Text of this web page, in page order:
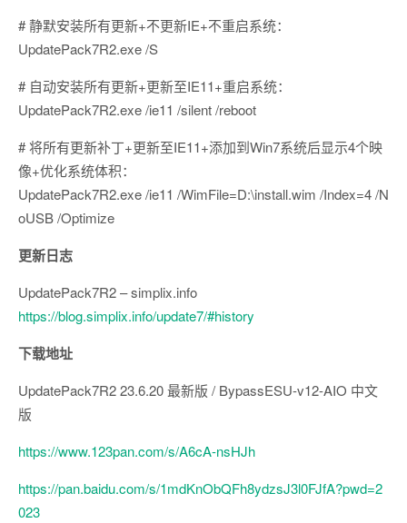
# 静默安装所有更新+不更新IE+不重启系统：
UpdatePack7R2.exe /S
# 自动安装所有更新+更新至IE11+重启系统：
UpdatePack7R2.exe /ie11 /silent /reboot
# 将所有更新补丁+更新至IE11+添加到Win7系统后显示4个映
像+优化系统体积：
UpdatePack7R2.exe /ie11 /WimFile=D:\install.wim /Index=4 /N
oUSB /Optimize
更新日志
UpdatePack7R2 – simplix.info
https://blog.simplix.info/update7/#history
下载地址
UpdatePack7R2 23.6.20 最新版 / BypassESU-v12-AIO 中文
版
https://www.123pan.com/s/A6cA-nsHJh
https://pan.baidu.com/s/1mdKnObQFh8ydzsJ3l0FJfA?pwd=2
023